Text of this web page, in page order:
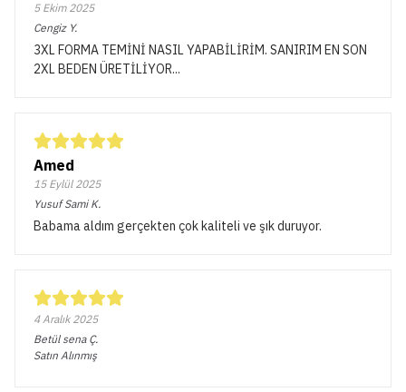
5 Ekim 2025
Cengiz Y.
3XL FORMA TEMİNİ NASIL YAPABİLİRİM. SANIRIM EN SON
2XL BEDEN ÜRETİLİYOR...
Amed
15 Eylül 2025
Yusuf Sami K.
Babama aldım gerçekten çok kaliteli ve şık duruyor.
4 Aralık 2025
Betül sena Ç.
Satın Alınmış